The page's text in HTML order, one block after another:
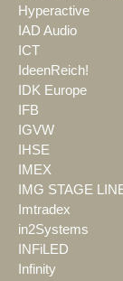
Hyperactive
IAD Audio
ICT
IdeenReich!
IDK Europe
IFB
IGVW
IHSE
IMEX
IMG STAGE
Imtradex
in2Systems
INFiLED
Infinity